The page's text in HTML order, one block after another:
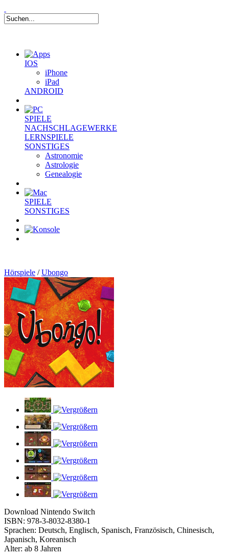
IOS
iPhone
iPad
ANDROID
SPIELE
NACHSCHLAGEWERKE
LERNSPIELE
SONSTIGES
Astronomie
Astrologie
Genealogie
SPIELE
SONSTIGES
Hörspiele /Ubongo
Download Nintendo Switch
ISBN: 978-3-8032-8380-1
Sprachen: Deutsch, Englisch, Spanisch, Französisch, Chinesisch,
Japanisch, Koreanisch
Alter: ab 8 Jahren